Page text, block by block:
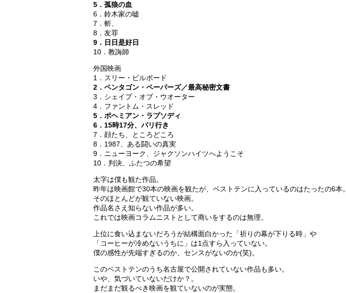
5．孤狼の血
6．鈴木家の嘘
7．斬、
8．友罪
9．日日是好日
10．教誨師
外国映画
1．スリー・ビルボード
2．ペンタゴン・ペーパーズ／最高秘密文書
3．シェイプ・オブ・ウオーター
4．ファントム・スレッド
5．ボヘミアン・ラプソディ
6．15時17分、パリ行き
7．顔たち、ところどころ
8．1987、ある闘いの真実
9．ニューヨーク、ジャクソンハイツへようこそ
10．判決、ふたつの希望
太字は僕も観た作品。
昨年は映画館で30本の映画を観たが、ベストテンに入っているのはたったの6本。
そのほとんどが観ていない映画。
作品名さえ知らない作品が多い。
これでは映画コラムニストとして商いをするのは無理。
上位に食い込まないだろうが結構面白かった「祈りの幕が下りる時」や
「コーヒーが冷めないうちに」は1点すら入っていない。
僕の感性が先端すぎるのか、センスがないのか(笑)。
このベストテンのうち名古屋で公開されていない作品も多い。
いや、気づいていないだけか？。
まだまだ観るべき映画を観ていないのが実態。